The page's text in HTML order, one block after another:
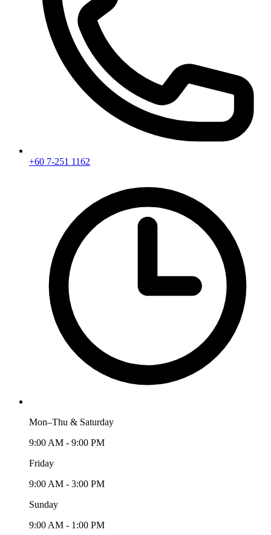
+60 7-251 1162
Mon–Thu & Saturday
9:00 AM - 9:00 PM
Friday
9:00 AM - 3:00 PM
Sunday
9:00 AM - 1:00 PM